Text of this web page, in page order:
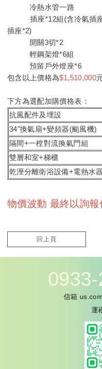
冷熱水管一路
插座*12組(含冷氣插座
插座*2)
開關3切*2
輕鋼架燈*6組
預留戶外燈座*6
包含以上價格為$1,510,000
下方為選配加購價格表：
抗風配件及埋設
34"換氣扇+變頻器(颱風機)
隔間+一樘對流換氣門組
雙層和室+梯櫃
乾溼分離衛浴設備+電熱水
物價波動 最終以詢
回上頁
信箱
運